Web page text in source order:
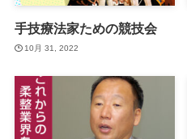
手技療法家ための競技会
10月 31, 2022